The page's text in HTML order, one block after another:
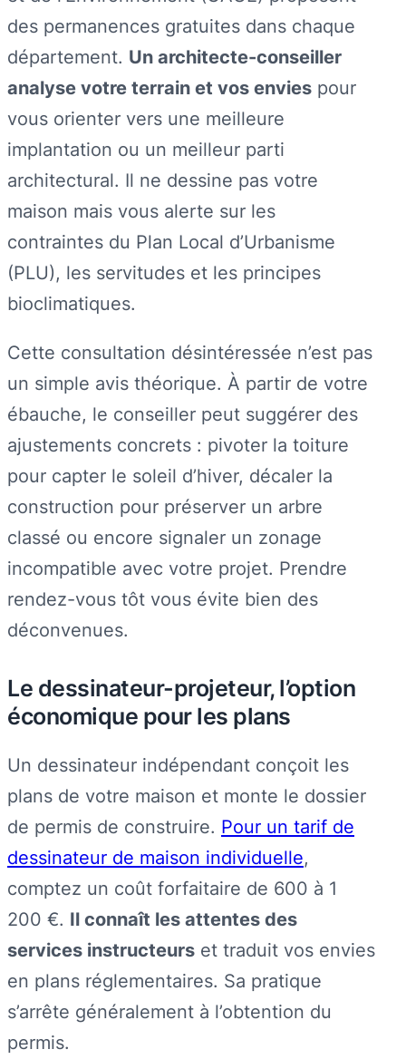
des permanences gratuites dans chaque
département. Un architecte-conseiller
analyse votre terrain et vos envies pour
vous orienter vers une meilleure
implantation ou un meilleur parti
architectural. Il ne dessine pas votre
maison mais vous alerte sur les
contraintes du Plan Local d’Urbanisme
(PLU), les servitudes et les principes
bioclimatiques.
Cette consultation désintéressée n’est pas
un simple avis théorique. À partir de votre
ébauche, le conseiller peut suggérer des
ajustements concrets : pivoter la toiture
pour capter le soleil d’hiver, décaler la
construction pour préserver un arbre
classé ou encore signaler un zonage
incompatible avec votre projet. Prendre
rendez-vous tôt vous évite bien des
déconvenues.
Le dessinateur-projeteur, l’option
économique pour les plans
Un dessinateur indépendant conçoit les
plans de votre maison et monte le dossier
de permis de construire. Pour un tarif de
dessinateur de maison individuelle,
comptez un coût forfaitaire de 600 à 1
200 €. Il connaît les attentes des
services instructeurs et traduit vos envies
en plans réglementaires. Sa pratique
s’arrête généralement à l’obtention du
permis.